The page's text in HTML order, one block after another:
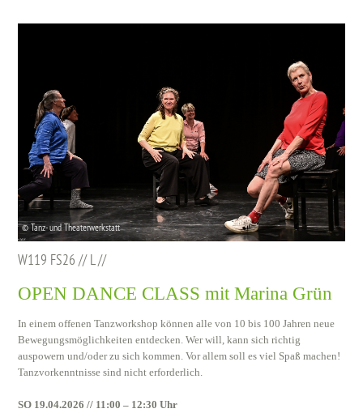
© Tanz- und Theaterwerkstatt
W119 FS26 // L //
OPEN DANCE CLASS mit Marina Grün
In einem offenen Tanzworkshop können alle von 10 bis 100 Jahren neue
Bewegungsmöglichkeiten entdecken. Wer will, kann sich richtig
auspowern und/oder zu sich kommen. Vor allem soll es viel Spaß machen!
Tanzvorkenntnisse sind nicht erforderlich.
SO 19.04.2026 // 11:00 – 12:30 Uhr